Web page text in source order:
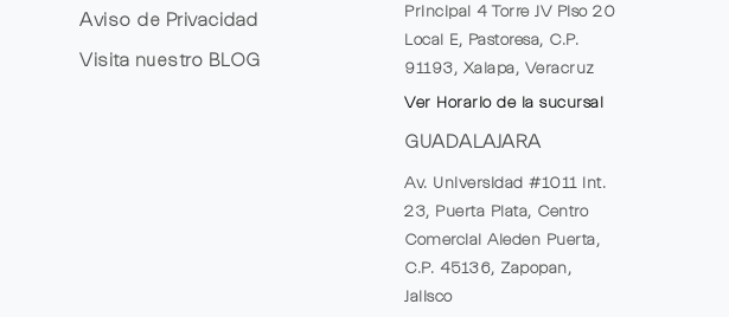
Aviso de Privacidad
Visita nuestro BLOG
Principal 4 Torre JV Piso 20
Local E, Pastoresa, C.P.
91193, Xalapa, Veracruz
Ver Horario de la sucursal
GUADALAJARA
Av. Universidad #1011 Int.
23, Puerta Plata, Centro
Comercial Aleden Puerta,
C.P. 45136, Zapopan,
Jalisco